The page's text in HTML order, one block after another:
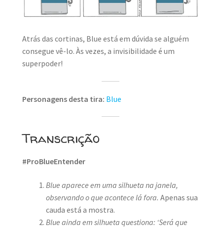
MINHA CONTA
CARRINHO
Search
for:
Atrás das cortinas, Blue está em dúvida se alguém
consegue vê-lo. Às vezes, a invisibilidade é um
superpoder!
Personagens desta tira: Blue
Transcrição
#ProBlueEntender
Blue aparece em uma silhueta na janela,
observando o que acontece lá fora. Apenas sua
cauda está a mostra.
Blue ainda em silhueta questiona: ‘Será que